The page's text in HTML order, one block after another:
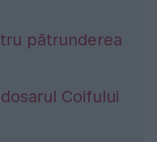
pătrunderea
Coifului